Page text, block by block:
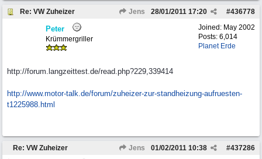
Re: VW Zuheizer Jens #436778
28/01/2011 17:20
Joined: May 2002
Posts: 6,014
Planet Erde
Peter
Krümmergriller
http://forum.langzeittest.de/read.php?229,339414
http://www.motor-talk.de/forum/zuheizer-zur-standheizung-aufruesten-
t1225988.html
Re: VW Zuheizer Jens #437286
01/02/2011 10:38